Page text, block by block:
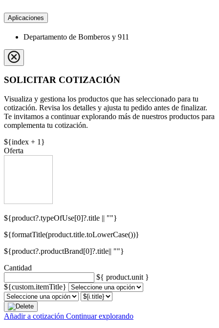
Aplicaciones
Departamento de Bomberos y 911
SOLICITAR COTIZACIÓN
Visualiza y gestiona los productos que has seleccionado para tu
cotización. Revisa los detalles y ajusta tu pedido antes de finalizar.
Te invitamos a continuar explorando más de nuestros productos para
complementa tu cotización.
${index + 1}
Oferta
${product?.typeOfUse[0]?.title || ""}
${formatTitle(product.title.toLowerCase())}
${product?.productBrand[0]?.title|| ""}
Cantidad
${ product.unit }
${custom.itemTitle}
Añadir a cotización Continuar explorando